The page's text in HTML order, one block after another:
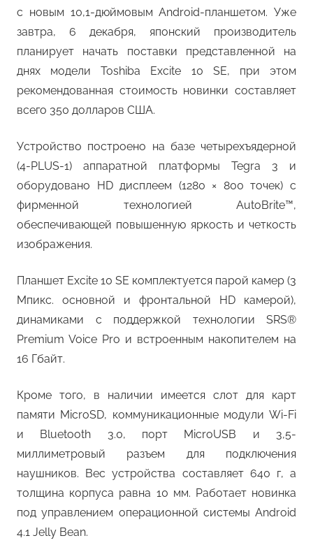
с новым 10,1-дюймовым Android-планшетом. Уже
завтра, 6 декабря, японский производитель
планирует начать поставки представленной на
днях модели Toshiba Excite 10 SE, при этом
рекомендованная стоимость новинки составляет
всего 350 долларов США.
Устройство построено на базе четырехъядерной
(4-PLUS-1) аппаратной платформы Tegra 3 и
оборудовано HD дисплеем (1280 × 800 точек) с
фирменной технологией AutoBrite™,
обеспечивающей повышенную яркость и четкость
изображения.
Планшет Excite 10 SE комплектуется парой камер (3
Мпикс. основной и фронтальной HD камерой),
динамиками с поддержкой технологии SRS®
Premium Voice Pro и встроенным накопителем на
16 Гбайт.
Кроме того, в наличии имеется слот для карт
памяти MicroSD, коммуникационные модули Wi-Fi
и Bluetooth 3.0, порт MicroUSB и 3,5-
миллиметровый разъем для подключения
наушников. Вес устройства составляет 640 г, а
толщина корпуса равна 10 мм. Работает новинка
под управлением операционной системы Android
4.1 Jelly Bean.